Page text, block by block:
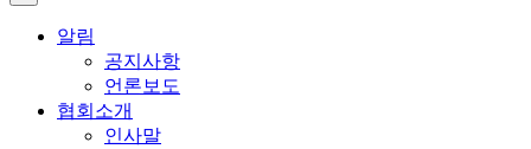
...
알림
공지사항
언론보도
협회소개
인사말